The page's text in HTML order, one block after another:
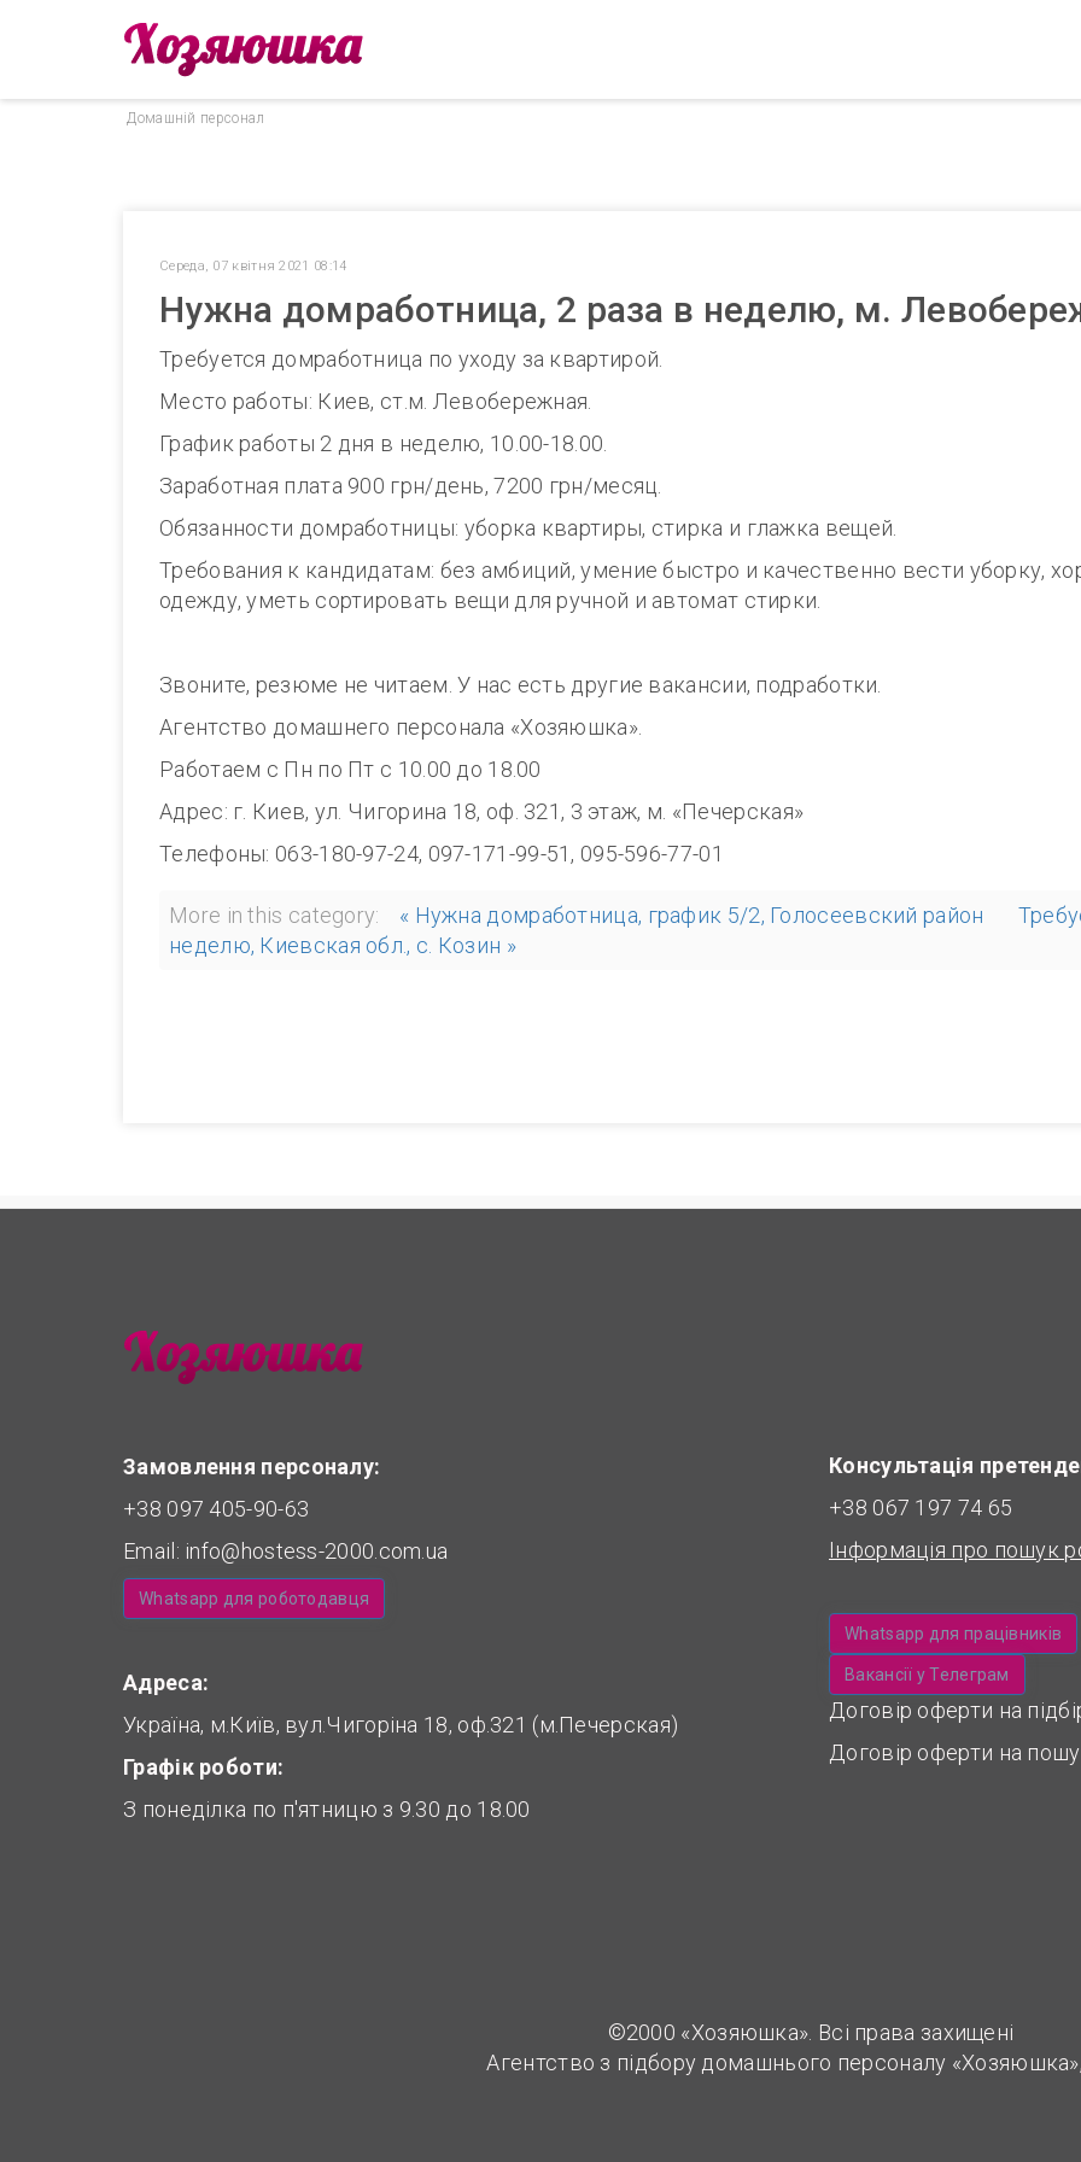
Домашнiй персонал
Середа, 07 квітня 2021 08:14
Нужна домработница, 2 раза в неделю, м.
Требуется домработница по уходу за квартирой.
Место работы: Киев, ст.м. Левобережная.
График работы 2 дня в неделю, 10.00-18.00.
Заработная плата 900 грн/день, 7200 грн/месяц.
Обязанности домработницы: уборка квартиры, стирка и глажка вещей.
Требования к кандидатам: без амбиций, умение быстро и качественно вести уборку,
одежду, уметь сортировать вещи для ручной и автомат стирки.
Звоните, резюме не читаем. У нас есть другие вакансии, подработки.
Агентство домашнего персонала «Хозяюшка».
Работаем с Пн по Пт с 10.00 до 18.00
Адрес: г. Киев, ул. Чигорина 18, оф. 321, 3 этаж, м. «Печерская»
Телефоны: 063-180-97-24, 097-171-99-51, 095-596-77-01
More in this category: « Нужна домработница, график 5/2, Голосеевский район
неделю, Киевская обл., с. Козин »
Замовлення персоналу:
+38 097 405-90-63
Email: info@hostess-2000.com.ua
Whatsapp для роботодавця
Адреса:
Україна, м.Київ, вул.Чигоріна 18, оф.321 (м.Печерская)
Графік роботи:
З понеділка по п'ятницю з 9.30 до 18.00
Консультація
+38 067 197 74 65
Інформація про пошук
Whatsapp для працівників
Вакансії у Телеграм
Договір оферти на
Договір оферти на
©2000 «Хозяюшка». Всі права захищені
Агентство з підбору домашнього персоналу